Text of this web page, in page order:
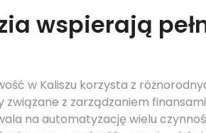
wspierają
w Kaliszu korzysta z
związane z zarządzaniem
na automatyzację wielu